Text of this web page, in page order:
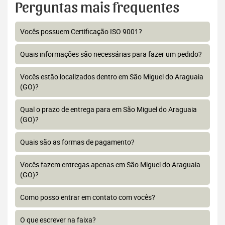
Perguntas mais frequentes
Vocês possuem Certificação ISO 9001?
Quais informações são necessárias para fazer um pedido?
Vocês estão localizados dentro em São Miguel do Araguaia
(GO)?
Qual o prazo de entrega para em São Miguel do Araguaia
(GO)?
Quais são as formas de pagamento?
Vocês fazem entregas apenas em São Miguel do Araguaia
(GO)?
Como posso entrar em contato com vocês?
O que escrever na faixa?